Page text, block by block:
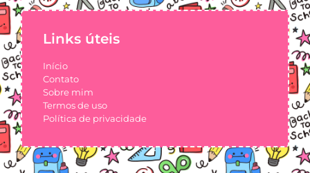
Links úteis
Início
Contato
Sobre mim
Termos de uso
Política de privacidade